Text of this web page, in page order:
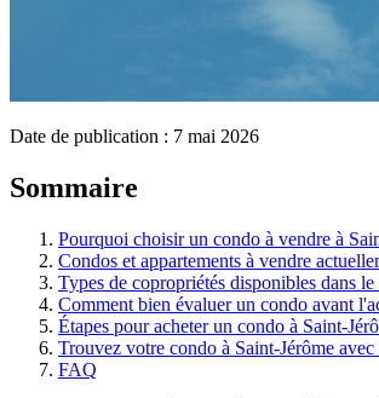
Date de publication : 7 mai 2026
Sommaire
Pourquoi choisir un condo à vendre à
Condos et appartements à vendre
Types de copropriétés disponibles dans le
Comment bien évaluer un condo avant
Étapes pour acheter un condo à Saint-
Trouvez votre condo à Saint-Jérôme
FAQ